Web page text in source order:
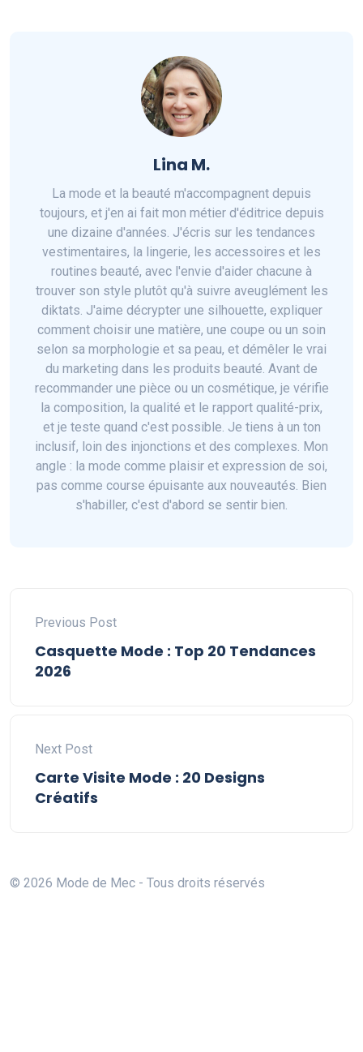
Lina M.
La mode et la beauté m'accompagnent depuis
toujours, et j'en ai fait mon métier d'éditrice depuis
une dizaine d'années. J'écris sur les tendances
vestimentaires, la lingerie, les accessoires et les
routines beauté, avec l'envie d'aider chacune à
trouver son style plutôt qu'à suivre aveuglément les
diktats. J'aime décrypter une silhouette, expliquer
comment choisir une matière, une coupe ou un soin
selon sa morphologie et sa peau, et démêler le vrai
du marketing dans les produits beauté. Avant de
recommander une pièce ou un cosmétique, je vérifie
la composition, la qualité et le rapport qualité-prix,
et je teste quand c'est possible. Je tiens à un ton
inclusif, loin des injonctions et des complexes. Mon
angle : la mode comme plaisir et expression de soi,
pas comme course épuisante aux nouveautés. Bien
s'habiller, c'est d'abord se sentir bien.
Previous Post
Casquette Mode : Top 20 Tendances
2026
Next Post
Carte Visite Mode : 20 Designs
Créatifs
© 2026 Mode de Mec - Tous droits réservés